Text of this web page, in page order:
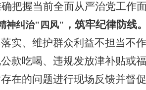
把握当前全面从严治党工作
神纠治"四风" ， 筑牢纪律防线。
实、维护群众利益不担当不
款吃喝、违规发放津补贴或
在的问题进行现场反馈并督